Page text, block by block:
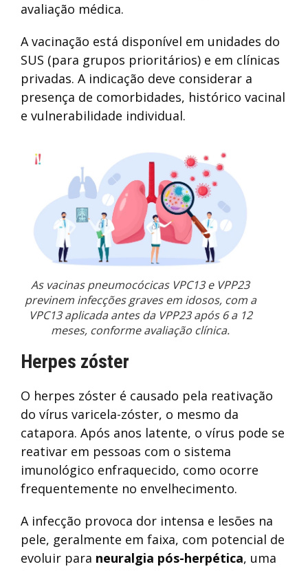
avaliação médica.
A vacinação está disponível em unidades do
SUS (para grupos prioritários) e em clínicas
privadas. A indicação deve considerar a
presença de comorbidades, histórico vacinal
e vulnerabilidade individual.
As vacinas pneumocócicas VPC13 e VPP23
previnem infecções graves em idosos, com a
VPC13 aplicada antes da VPP23 após 6 a 12
meses, conforme avaliação clínica.
Herpes zóster
O herpes zóster é causado pela reativação
do vírus varicela-zóster, o mesmo da
catapora. Após anos latente, o vírus pode se
reativar em pessoas com o sistema
imunológico enfraquecido, como ocorre
frequentemente no envelhecimento.
A infecção provoca dor intensa e lesões na
pele, geralmente em faixa, com potencial de
evoluir para neuralgia pós-herpética, uma